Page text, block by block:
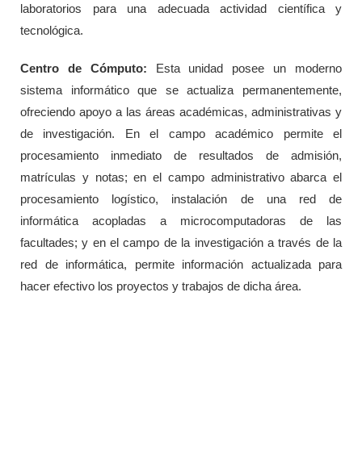
laboratorios para una adecuada actividad científica y
tecnológica.
Centro de Cómputo: Esta unidad posee un moderno
sistema informático que se actualiza permanentemente,
ofreciendo apoyo a las áreas académicas, administrativas y
de investigación. En el campo académico permite el
procesamiento inmediato de resultados de admisión,
matrículas y notas; en el campo administrativo abarca el
procesamiento logístico, instalación de una red de
informática acopladas a microcomputadoras de las
facultades; y en el campo de la investigación a través de la
red de informática, permite información actualizada para
hacer efectivo los proyectos y trabajos de dicha área.